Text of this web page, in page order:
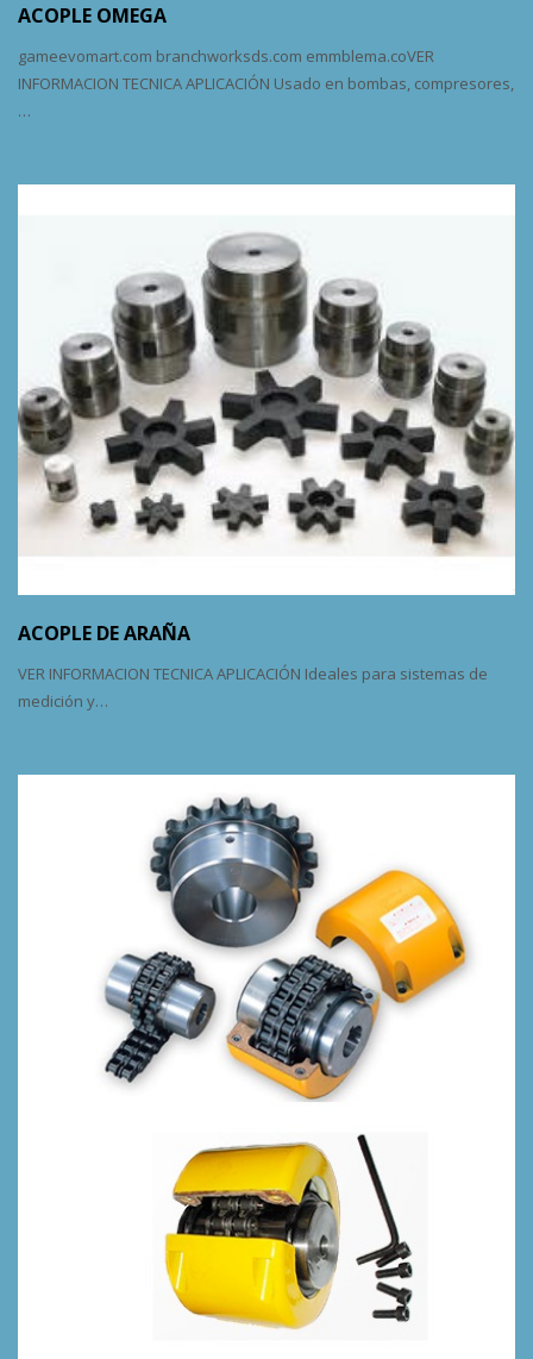
ACOPLE OMEGA
gameevomart.com branchworksds.com emmblema.coVER
INFORMACION TECNICA APLICACIÓN Usado en bombas, compresores,
…
ACOPLE DE ARAÑA
VER INFORMACION TECNICA APLICACIÓN Ideales para sistemas de
medición y…